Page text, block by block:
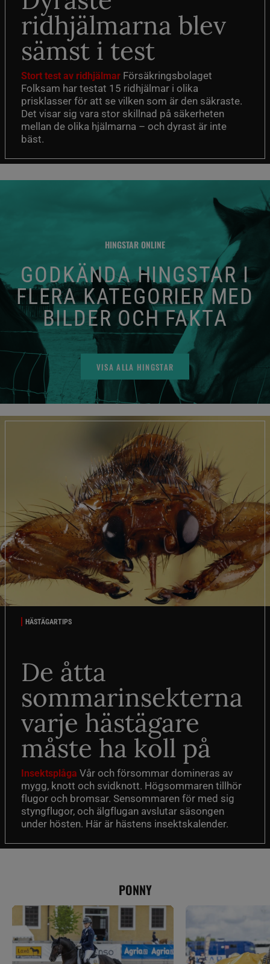
ridhjälmarna blev
sämst i test
Stort test av ridhjälmar Försäkringsbolaget
Folksam har testat 15 ridhjälmar i olika
prisklasser för att se vilken som är den säkraste.
Det visar sig vara stor skillnad på säkerheten
mellan de olika hjälmarna – och dyrast är inte
bäst.
HINGSTAR ONLINE
GODKÄNDA HINGSTAR I
FLERA KATEGORIER MED
BILDER OCH FAKTA
VISA ALLA HINGSTAR
HÄSTÄGARTIPS
De åtta
sommarinsekterna
varje hästägare
måste ha koll på
Insektsplåga Vår och försommar domineras av
mygg, knott och svidknott. Högsommaren tillhör
flugor och bromsar. Sensommaren för med sig
styngflugor, och älgflugan avslutar säsongen
under hösten. Här är hästens insektskalender.
PONNY